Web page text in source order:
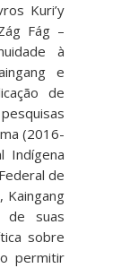
Kuri’y
Fág –
à
e
de
(2016-
Indígena
de
Kaingang
de suas
sobre
permitir